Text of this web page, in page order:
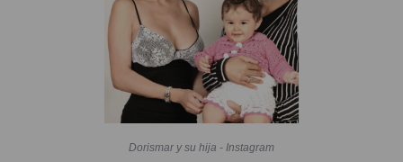
Dorismar y su hija - Instagram